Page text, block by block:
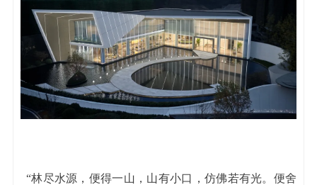
“林尽水源，便得一山，山有小口，仿佛若有光。便舍